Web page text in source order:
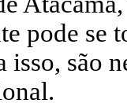
pode se
isso, são